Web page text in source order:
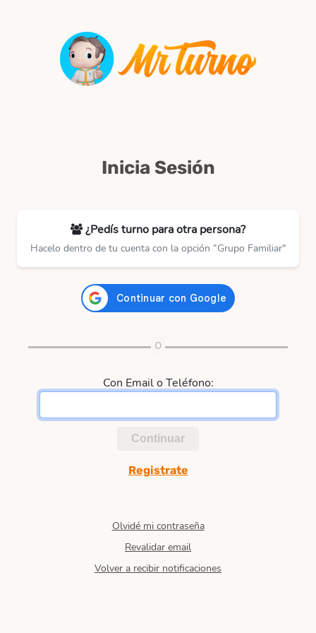
Inicia Sesión
¿Pedís turno para otra persona?
Hacelo dentro de tu cuenta con la opción “Grupo Familiar"
Con Email o Teléfono:
Continuar
Registrate
Olvidé mi contraseña
Revalidar email
Volver a recibir notificaciones